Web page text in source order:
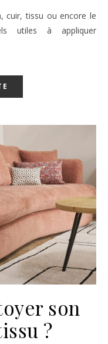
utiles à appliquer
son
?